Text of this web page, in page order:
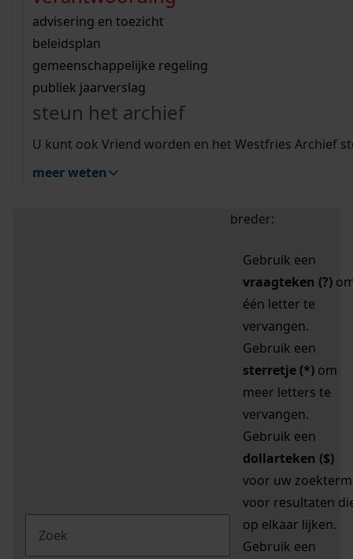
bouwvergunningen
omgevingsvergunningen
vergunningen
beeld en geluid
uitleg nodig?
Wij helpen u op weg met een aantal zoektips.
bekijk alle zoektips
Wij helpen u op weg met een aantal zoektips.
bekijk alle zoektips
bekijk ons geschiedenislokaal
advisering en toezicht
beleidsplan
gemeenschappelijke regeling
publiek jaarverslag
steun het archief
U kunt ook Vriend worden en het Westfries Archief
meer weten
zoektips
Mijn Studiezaal (inloggen)
uw zoekopdracht te
breder:
Gebruik een
vraagteken (?)
één letter te
vervangen.
Gebruik een
sterretje (*) om
meer letters te
vervangen.
Gebruik een
dollarteken ($)
voor uw zoekterm
voor resultaten
op elkaar lijken.
Gebruik een